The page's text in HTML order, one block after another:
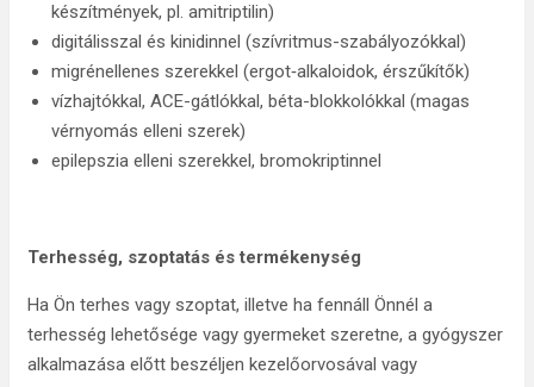
készítmények, pl. amitriptilin)
digitálisszal és kinidinnel (szívritmus-szabályozókkal)
migrénellenes szerekkel (ergot‑alkaloidok, érszűkítők)
vízhajtókkal, ACE-gátlókkal, béta-blokkolókkal (magas
vérnyomás elleni szerek)
epilepszia elleni szerekkel, bromokriptinnel
Terhesség, szoptatás és termékenység
Ha Ön terhes vagy szoptat, illetve ha fennáll Önnél a
terhesség lehetősége vagy gyermeket szeretne, a gyógyszer
alkalmazása előtt beszéljen kezelőorvosával vagy